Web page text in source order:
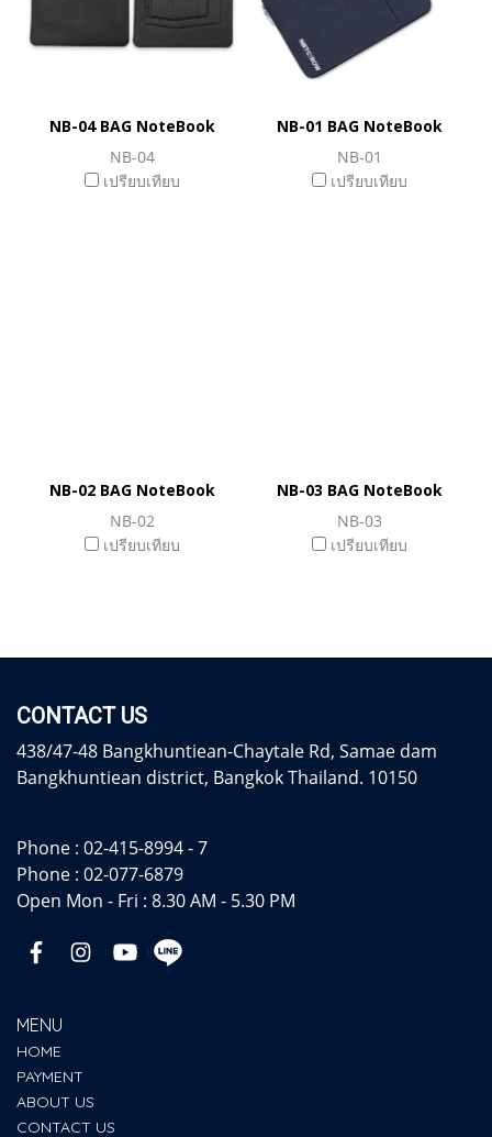
NB-04 BAG NoteBook
NB-04
เปรียบเทียบ
NB-01 BAG NoteBook
NB-01
เปรียบเทียบ
NB-02 BAG NoteBook
NB-02
เปรียบเทียบ
NB-03 BAG NoteBook
NB-03
เปรียบเทียบ
CONTACT US
438/47-48 Bangkhuntiean-Chaytale Rd, Samae dam
Bangkhuntiean district, Bangkok Thailand. 10150
Phone : 02-415-8994 - 7
Phone : 02-077-6879
Open Mon - Fri : 8.30 AM - 5.30 PM
MENU
HOME
PAYMENT
ABOUT US
CONTACT US